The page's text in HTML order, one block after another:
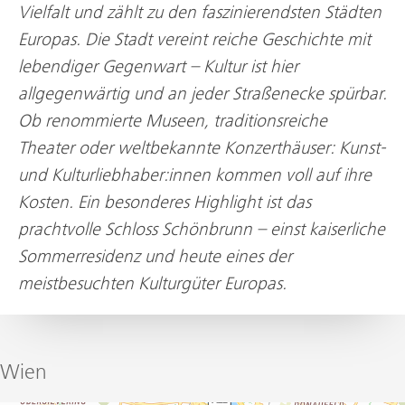
Vielfalt und zählt zu den faszinierendsten Städten
Europas. Die Stadt vereint reiche Geschichte mit
lebendiger Gegenwart – Kultur ist hier
allgegenwärtig und an jeder Straßenecke spürbar.
Ob renommierte Museen, traditionsreiche
Theater oder weltbekannte Konzerthäuser: Kunst-
und Kulturliebhaber:innen kommen voll auf ihre
Kosten. Ein besonderes Highlight ist das
prachtvolle Schloss Schönbrunn – einst kaiserliche
Sommerresidenz und heute eines der
meistbesuchten Kulturgüter Europas.
Wien